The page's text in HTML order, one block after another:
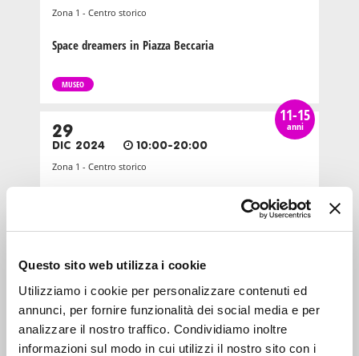
Questo sito web utilizza i cookie
Utilizziamo i cookie per personalizzare contenuti ed
annunci, per fornire funzionalità dei social media e per
analizzare il nostro traffico. Condividiamo inoltre
informazioni sul modo in cui utilizzi il nostro sito con i
Zona 1 - Centro storico
Space dreamers in Piazza Beccaria
MUSEO
11-15
anni
29
DIC 2024 10:00-20:00
Zona 1 - Centro storico
23
10:00-20:00
Zona 1 - Centro storico
Mostra immersiva in Piazza Cesare Beccaria: Space